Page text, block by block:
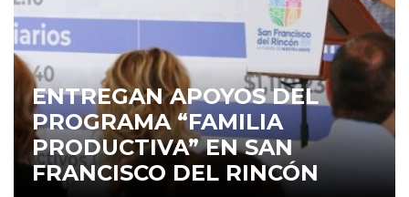
ENTREGAN APOYOS DEL
PROGRAMA “FAMILIA
PRODUCTIVA” EN SAN
FRANCISCO DEL RINCÓN